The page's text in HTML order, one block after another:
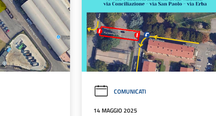
COMUNICATI
14 MAGGIO 2025